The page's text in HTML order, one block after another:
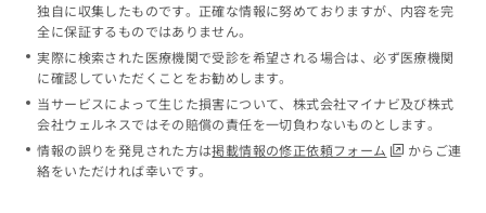
独自に収集したものです。正確な情報に努めておりますが、内容を完
全に保証するものではありません。
実際に検索された医療機関で受診を希望される場合は、必ず医療機関
に確認していただくことをお勧めします。
当サービスによって生じた損害について、株式会社マイナビ及び株式
会社ウェルネスではその賠償の責任を一切負わないものとします。
情報の誤りを発見された方は掲載情報の修正依頼フォーム
からご連
絡をいただければ幸いです。